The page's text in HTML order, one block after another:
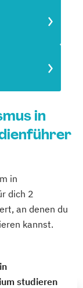
in
in
dich 2
an denen du
kannst.
studieren